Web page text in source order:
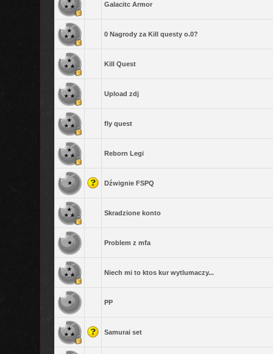
Galacitc Armor
0 Nagrody za Kill questy o.0?
Kill Quest
Upload zdj
fly quest
Reborn Legi
Dźwignie FSPQ
Skradzione konto
Problem z mfa
Niech mi to ktos kur wytlumaczy...
PP
Samurai set